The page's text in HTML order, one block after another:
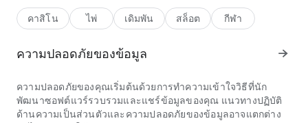
คาสิโน ไพ่ เดิมพัน สล็อต กีฬา
ความปลอดภัยของข้อมูล
ความปลอดภัยของคุณเริ่มต้นด้วยการทำความเข้าใจวิธีที่นัก
พัฒนาซอฟต์แวร์รวบรวมและแชร์ข้อมูลของคุณ แนวทางปฏิบัติ
ด้านความเป็นส่วนตัวและความปลอดภัยของข้อมูลอาจแตกต่าง